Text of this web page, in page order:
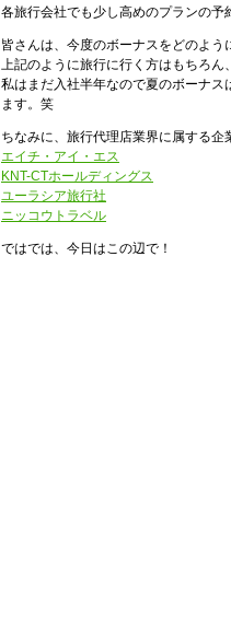
各旅行会社でも少し高めのプランの予
皆さんは、今度のボーナスをどのよう
上記のように旅行に行く方はもちろん
私はまだ入社半年なので夏のボーナス
ます。笑
ちなみに、旅行代理店業界に属する企
エイチ・アイ・エス
KNT-CTホールディングス
ユーラシア旅行社
ニッコウトラベル
ではでは、今日はこの辺で！